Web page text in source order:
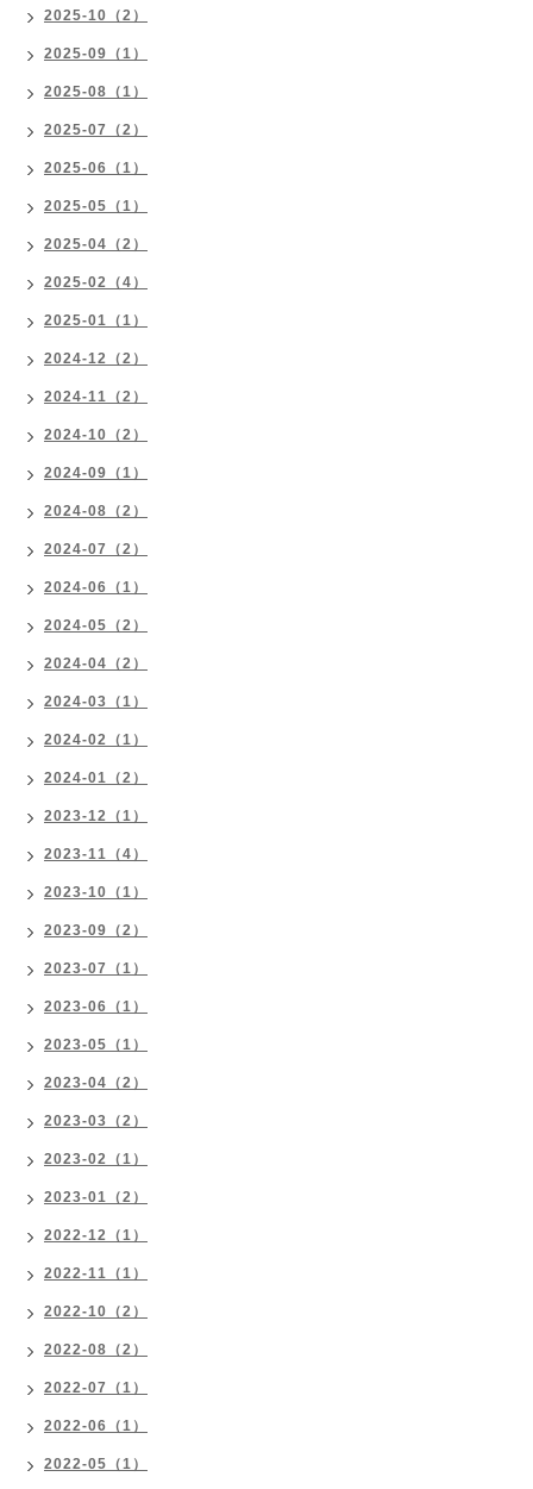
2025-10（2）
2025-09（1）
2025-08（1）
2025-07（2）
2025-06（1）
2025-05（1）
2025-04（2）
2025-02（4）
2025-01（1）
2024-12（2）
2024-11（2）
2024-10（2）
2024-09（1）
2024-08（2）
2024-07（2）
2024-06（1）
2024-05（2）
2024-04（2）
2024-03（1）
2024-02（1）
2024-01（2）
2023-12（1）
2023-11（4）
2023-10（1）
2023-09（2）
2023-07（1）
2023-06（1）
2023-05（1）
2023-04（2）
2023-03（2）
2023-02（1）
2023-01（2）
2022-12（1）
2022-11（1）
2022-10（2）
2022-08（2）
2022-07（1）
2022-06（1）
2022-05（1）